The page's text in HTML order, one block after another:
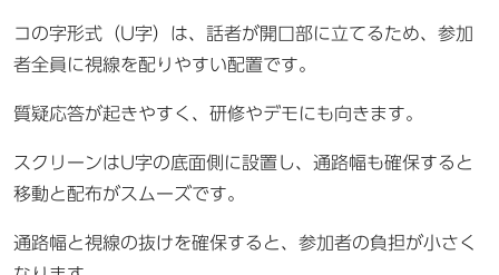
コの字形式（U字）は、話者が開口部に立てるため、参加
者全員に視線を配りやすい配置です。
質疑応答が起きやすく、研修やデモにも向きます。
スクリーンはU字の底面側に設置し、通路幅も確保すると
移動と配布がスムーズです。
通路幅と視線の抜けを確保すると、参加者の負担が小さく